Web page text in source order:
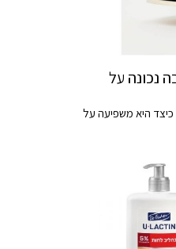
נכונה על
כיצד היא משפיעה על